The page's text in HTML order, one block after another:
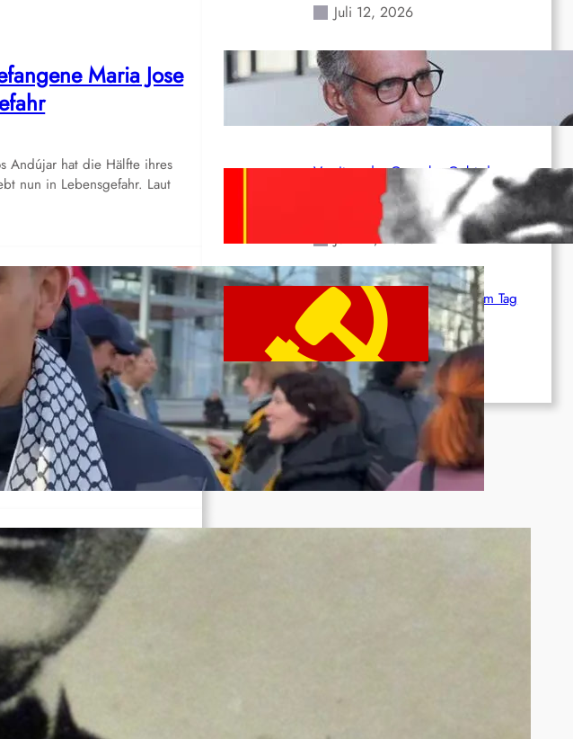
Maria Jose
Andújar hat die Hälfte ihres
nun in Lebensgefahr. Laut
Alex
nach Plan
eines von La Cause du
von Alex: Am 10.
Weissel – Ein
Österreich: Der
über die Biographie Georg
Weissel stammte…
Juli 12, 2026
Indien: „Die Politik der Kapitulation“
von K. Murali (Ajith)
Juli 1, 2026
Vorsitzender Gonzalo: Gebt das
Leben für die Partei und die
Revolution!
Juni 19, 2026
Beschluss des ZK der KPP zum Tag
des Heldentums
Juni 19, 2026